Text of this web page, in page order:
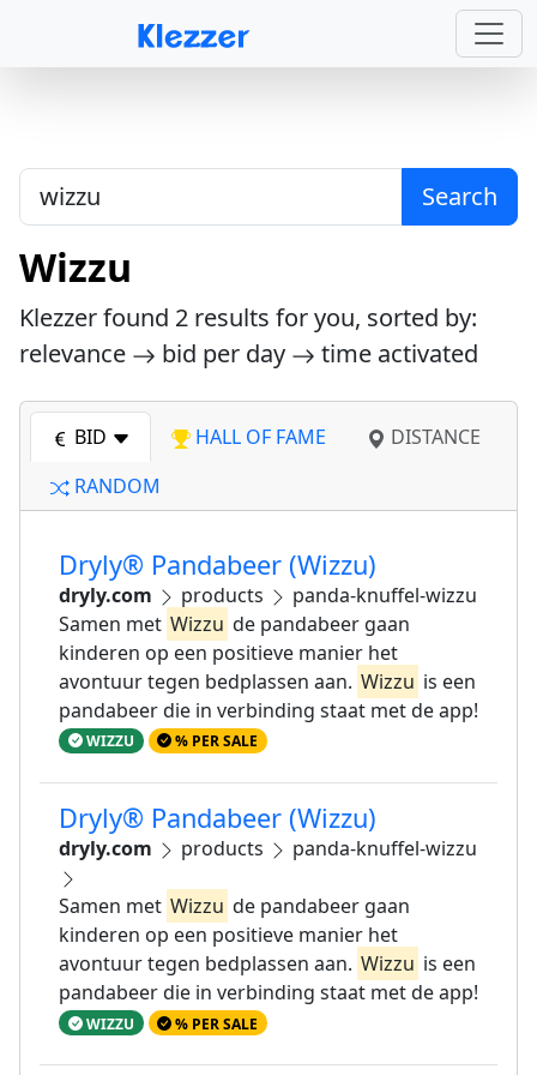
Search
Wizzu
Klezzer found 2 results for you, sorted by:
relevance
bid per day time activated
BID HALL OF FAME
DISTANCE
RANDOM
Dryly® Pandabeer (Wizzu)
dryly.com products
panda-knuffel-wizzu
Samen met Wizzu de pandabeer gaan
kinderen op een positieve manier het
avontuur tegen bedplassen aan. Wizzu is een
pandabeer die in verbinding staat met de app!
WIZZU % PER SALE
Dryly® Pandabeer (Wizzu)
dryly.com products panda-knuffel-wizzu
Samen met Wizzu de pandabeer gaan
kinderen op een positieve manier het
avontuur tegen bedplassen aan. Wizzu is een
pandabeer die in verbinding staat met de app!
WIZZU % PER SALE